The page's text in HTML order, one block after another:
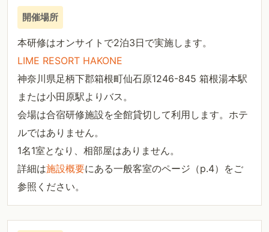
開催場所
本研修はオンサイトで2泊3日で実施します。
LIME RESORT HAKONE
神奈川県足柄下郡箱根町仙石原1246-845 箱根湯本駅
または小田原駅よりバス。
会場は合宿研修施設を全館貸切して利用します。ホテ
ルではありません。
1名1室となり、相部屋はありません。
詳細は施設概要にある一般客室のページ（p.4）をご
参照ください。